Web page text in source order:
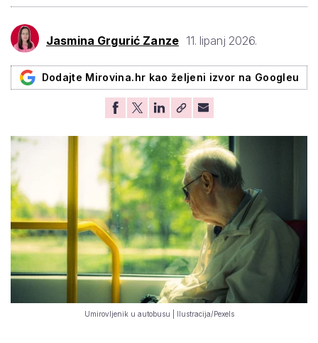
Jasmina Grgurić Zanze 11. lipanj 2026.
Dodajte Mirovina.hr kao željeni izvor na Googleu
Umirovljenik u autobusu | Ilustracija/Pexels